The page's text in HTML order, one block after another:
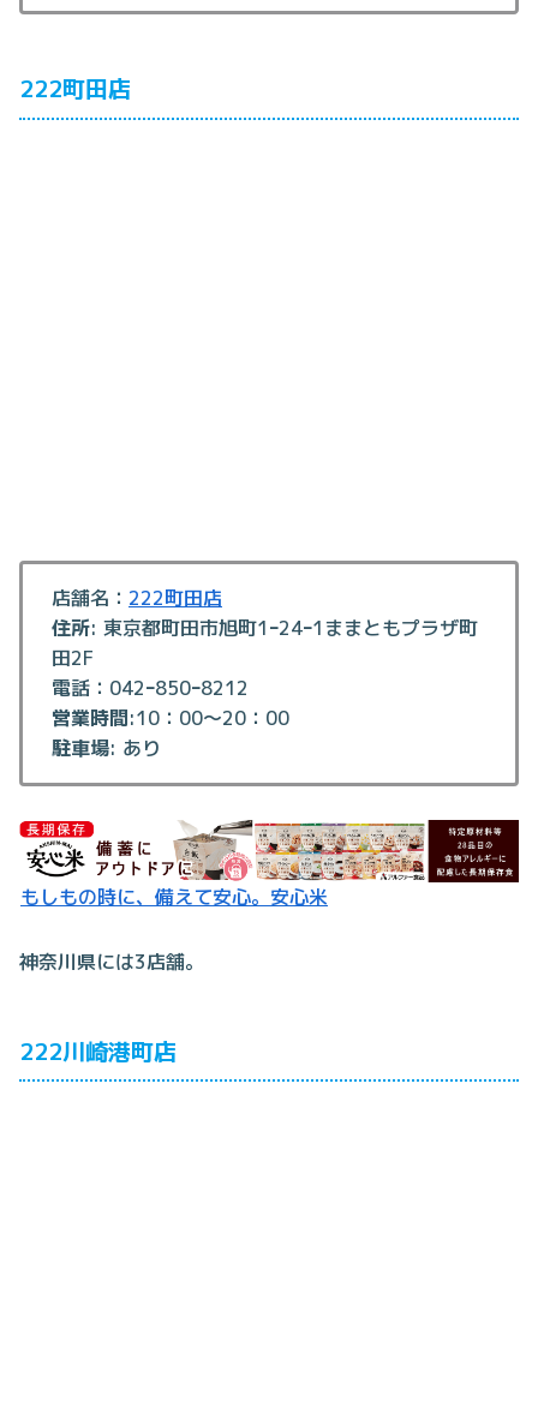
222町田店
店舗名： 222町田店
住所: 東京都町田市旭町1ｰ24ｰ1ままともプラザ町
田2F
電話：042ｰ850ｰ8212
営業時間:10：00～20：00
駐車場: あり
もしもの時に、備えて安心。安心米
神奈川県には3店舗。
222川崎港町店